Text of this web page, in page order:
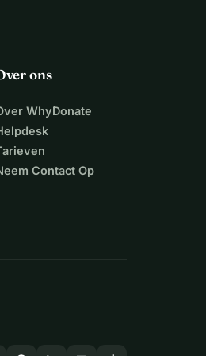
ons
WhyDonate
Contact Op